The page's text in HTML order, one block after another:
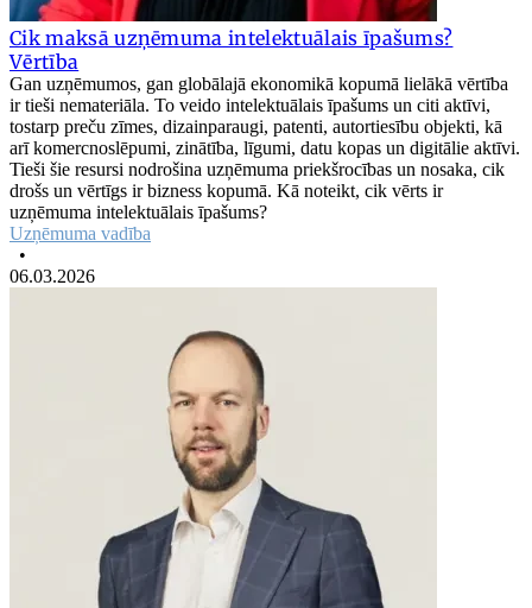
Cik maksā uzņēmuma intelektuālais īpašums?
Vērtība
Gan uzņēmumos, gan globālajā ekonomikā kopumā lielākā vērtība
ir tieši nemateriāla. To veido intelektuālais īpašums un citi aktīvi,
tostarp preču zīmes, dizainparaugi, patenti, autortiesību objekti, kā
arī komercnoslēpumi, zinātība, līgumi, datu kopas un digitālie aktīvi.
Tieši šie resursi nodrošina uzņēmuma priekšrocības un nosaka, cik
drošs un vērtīgs ir bizness kopumā. Kā noteikt, cik vērts ir
uzņēmuma intelektuālais īpašums?
Uzņēmuma vadība
•
06.03.2026